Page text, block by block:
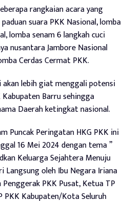
rangkaian acara yang
suara PKK Nasional, lomba
lomba senam 6 langkah cuci
nusantara Jambore Nasional
Cerdas Cermat PKK.
akan lebih giat menggali potensi
Barru sehingga
Daerah ketingkat nasional.
Puncak Peringatan HKG PKK ini
16 Mei 2024 dengan tema ”
Keluarga Sejahtera Menuju
Langsung oleh Ibu Negara Iriana
PKK Pusat, Ketua TP
PKK Kabupaten/Kota Seluruh